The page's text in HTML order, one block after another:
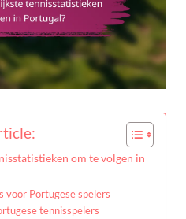
om te volgen in
voor Portugese spelers
tennisspelers